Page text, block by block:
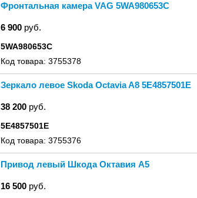
Фронтальная камера VAG 5WA980653C
6 900 руб.
5WA980653C
Код товара: 3755378
Зеркало левое Skoda Octavia A8 5E4857501E
38 200 руб.
5E4857501E
Код товара: 3755376
Привод левый Шкода Октавия А5
16 500 руб.